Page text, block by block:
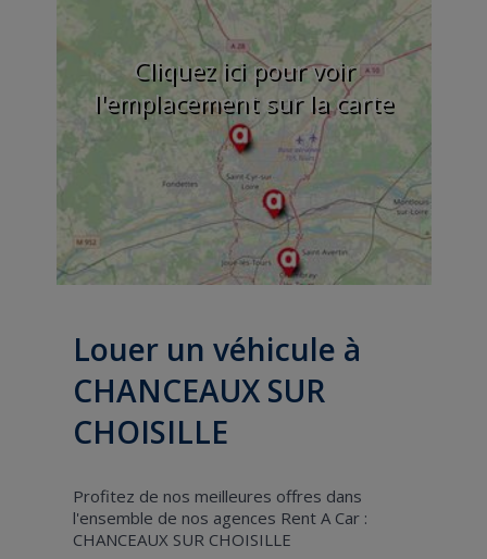
Cliquez ici pour voir
l'emplacement sur la carte
Louer un véhicule à
CHANCEAUX SUR
CHOISILLE
Profitez de nos meilleures offres dans
l'ensemble de nos agences Rent A Car :
CHANCEAUX SUR CHOISILLE